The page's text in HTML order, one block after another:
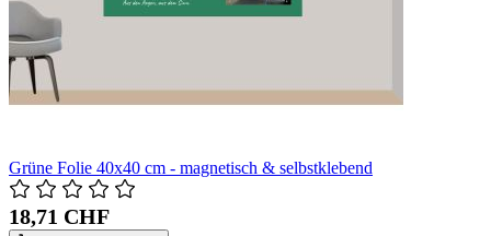
Grüne Folie 40x40 cm - magnetisch & selbstklebend
18,71 CHF